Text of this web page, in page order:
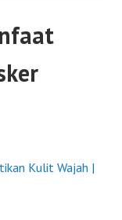
Kulit Wajah |